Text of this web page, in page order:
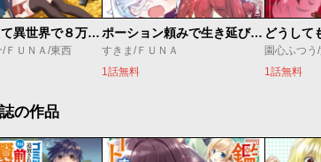
老後に備えて異世界で８万枚の金貨を貯めます
ＵＮＡ/東西
ポーション頼みで生き延びます！ ハナノとロッテのふたり旅
すきま/ＦＵＮＡ
1話無料
1話無料
の作品